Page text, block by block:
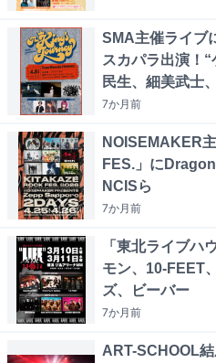
SMA主催ライブ
スカパラ出演！
民生、細美武士
7か月前
NOISEMAKER
FES.」に
NCISら
7か月前
「東北ライブハ
モン、10-FEET
ズ、ビーバー
7か月前
ART-SCHOOL結